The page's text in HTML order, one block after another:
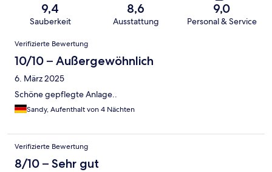
9,4
Sauberkeit
8,6
Ausstattung
9,0
Personal & Service
Bewertungen
Verifizierte Bewertung
10/10 – Außergewöhnlich
6. März 2025
Schöne gepflegte Anlage..
Sandy, Aufenthalt von 4 Nächten
Verifizierte Bewertung
8/10 – Sehr gut